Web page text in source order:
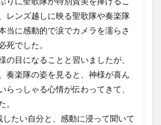
レンズ越しに映る聖歌隊や奏楽隊
当に感動的で涙でカメラを濡らさ
死でした。
の目になることと習いましたが、
奏楽隊の姿を見ると、神様が喜ん
らっしゃる心情が伝わってきて、
。
たい自分と、感動に浸って聞いて